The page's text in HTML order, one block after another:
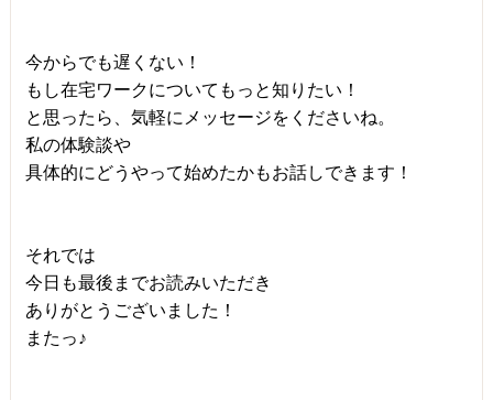
今からでも遅くない！
もし在宅ワークについてもっと知りたい！
と思ったら、気軽にメッセージをくださいね。
私の体験談や
具体的にどうやって始めたかもお話しできます！
それでは
今日も最後までお読みいただき
ありがとうございました！
またっ♪